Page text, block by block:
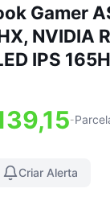
Gamer
NVIDIA
IPS
-
Criar Alerta